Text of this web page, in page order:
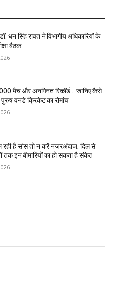
डॉ. धन सिंह रावत ने विभागीय अधिकारियों के
बैठक
मैच और अनगिनत रिकॉर्ड… जानिए कैसे
पुरुष वनडे क्रिकेट का रोमांच
रही है सांस तो न करें नजरअंदाज, दिल से
इन बीमारियों का हो सकता है संकेत